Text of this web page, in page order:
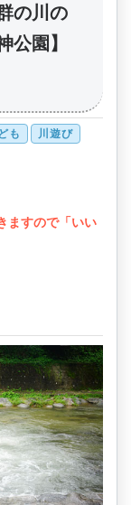
の川の
園】
も
川遊び
ますので「いい